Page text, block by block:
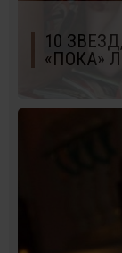
10
«ПОКА»